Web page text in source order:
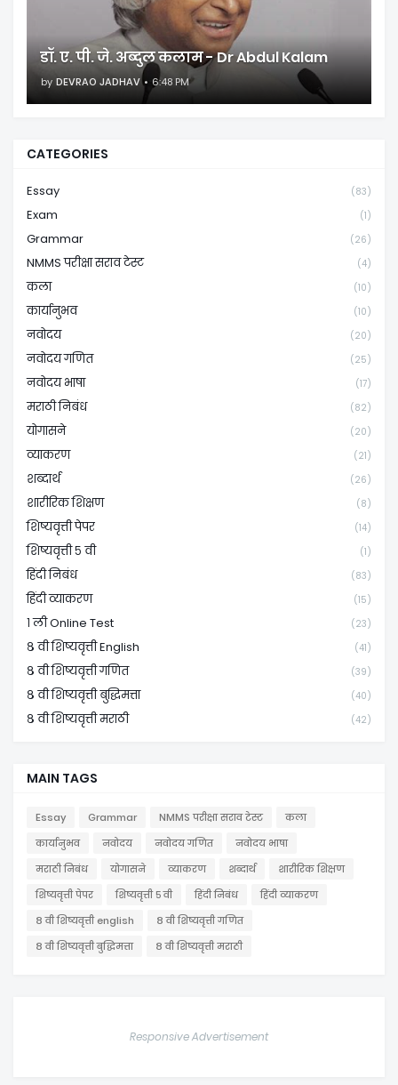
डॉ. ए. पी. जे. अब्दुल कलाम - Dr Abdul Kalam
by DEVRAO JADHAV 6:48 PM
CATEGORIES
Essay (83)
Exam (1)
Grammar (26)
NMMS परीक्षा सराव टेस्ट (4)
कला (10)
कार्यानुभव (10)
नवोदय (20)
नवोदय गणित (25)
नवोदय भाषा (17)
मराठी निबंध (82)
योगासने (20)
व्याकरण (21)
शब्दार्थ (26)
शारीरिक शिक्षण (8)
शिष्यवृत्ती पेपर (14)
शिष्यवृत्ती ५ वी (1)
हिंदी निबंध (83)
हिंदी व्याकरण (15)
१ ली Online Test (23)
८ वी शिष्यवृत्ती English (41)
८ वी शिष्यवृत्ती गणित (39)
८ वी शिष्यवृत्ती बुद्धिमत्ता (40)
८ वी शिष्यवृत्ती मराठी (42)
MAIN TAGS
Essay Grammar NMMS परीक्षा सराव टेस्ट
कला
कार्यानुभव
नवोदय नवोदय गणित
नवोदय भाषा
मराठी निबंध
योगासने व्याकरण शब्दार्थ
शारीरिक शिक्षण
शिष्यवृत्ती पेपर
शिष्यवृत्ती ५ वी हिंदी निबंध
हिंदी व्याकरण
८ वी शिष्यवृत्ती english
८ वी शिष्यवृत्ती गणित
८ वी शिष्यवृत्ती बुद्धिमत्ता
८ वी शिष्यवृत्ती मराठी
Responsive Advertisement